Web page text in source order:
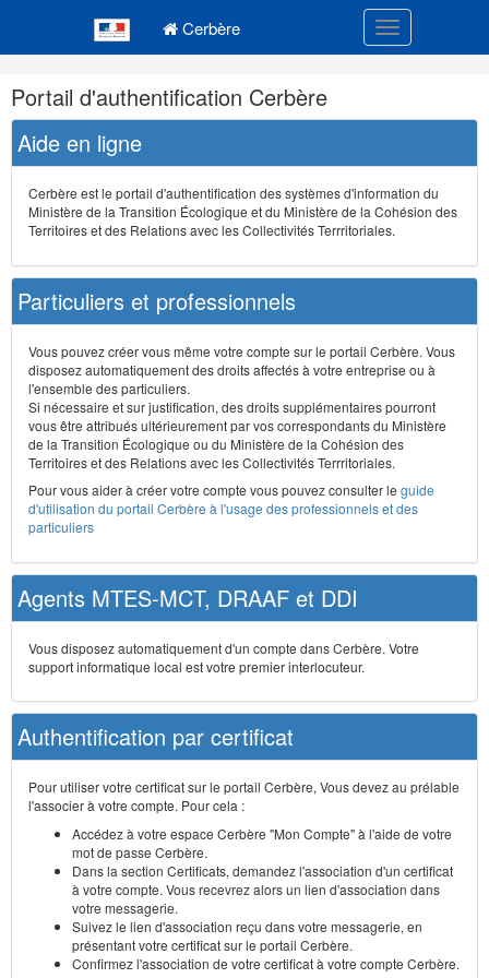
Cerbère Toggle
Navigation
et
outils
annexes
Portail d'authentification Cerbère
Aide en ligne
Cerbère est le portail d'authentification des systèmes d'information du
Ministère de la Transition Écologique et du Ministère de la Cohésion des
Territoires et des Relations avec les Collectivités Terrritoriales.
Particuliers et professionnels
Vous pouvez créer vous même votre compte sur le portail Cerbère. Vous
disposez automatiquement des droits affectés à votre entreprise ou à
l'ensemble des particuliers.
Si nécessaire et sur justification, des droits supplémentaires pourront
vous être attribués ultérieurement par vos correspondants du Ministère
de la Transition Écologique ou du Ministère de la Cohésion des
Territoires et des Relations avec les Collectivités Terrritoriales.
Pour vous aider à créer votre compte vous pouvez consulter le guide
d'utilisation du portail Cerbère à l'usage des professionnels et des
particuliers
Agents MTES-MCT, DRAAF et DDI
Vous disposez automatiquement d'un compte dans Cerbère. Votre
support informatique local est votre premier interlocuteur.
Authentification par certificat
Pour utiliser votre certificat sur le portail Cerbère, Vous devez au prélable
l'associer à votre compte. Pour cela :
Accédez à votre espace Cerbère "Mon Compte" à l'aide de votre
mot de passe Cerbère.
Dans la section Certificats, demandez l'association d'un certificat
à votre compte. Vous recevrez alors un lien d'association dans
votre messagerie.
Suivez le lien d'association reçu dans votre messagerie, en
présentant votre certificat sur le portail Cerbère.
Confirmez l'association de votre certificat à votre compte Cerbère.